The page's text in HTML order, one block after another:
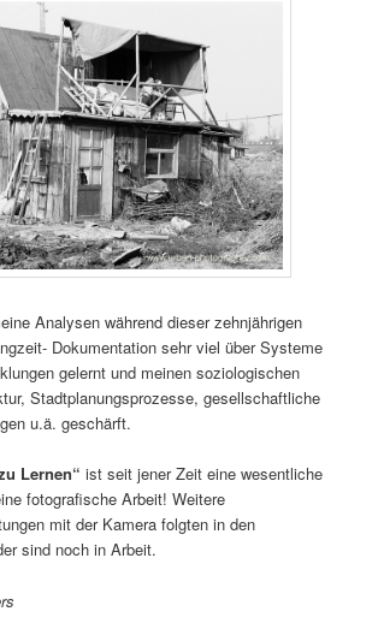
Analysen während dieser zehnjährigen
Dokumentation sehr viel über Systeme
gelernt und meinen soziologischen
Stadtplanungsprozesse, gesellschaftliche
u.ä. geschärft.
Lernen“ ist seit jener Zeit eine wesentliche
fotografische Arbeit! Weitere
mit der Kamera folgten in den
sind noch in Arbeit.